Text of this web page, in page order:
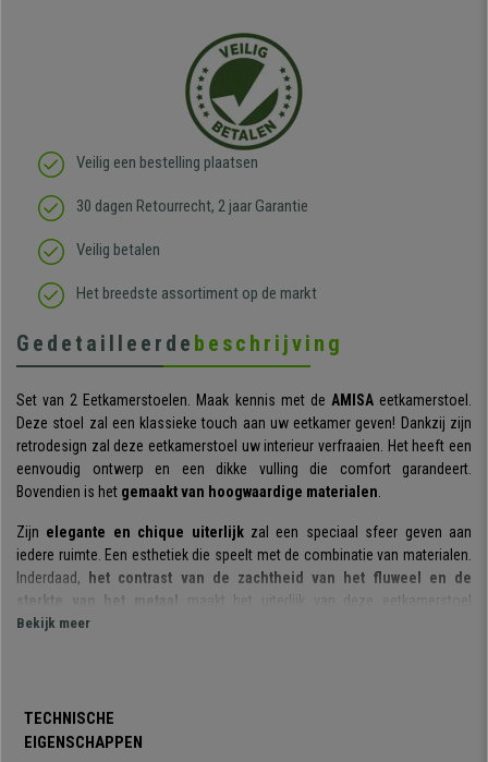
Veilig een bestelling plaatsen
30 dagen Retourrecht, 2 jaar Garantie
Veilig betalen
Het breedste assortiment op de markt
Gedetailleerde beschrijving
Set van 2 Eetkamerstoelen. Maak kennis met de AMISA eetkamerstoel.
Deze stoel zal een klassieke touch aan uw eetkamer geven! Dankzij zijn
retrodesign zal deze eetkamerstoel uw interieur verfraaien. Het heeft een
eenvoudig ontwerp en een dikke vulling die comfort garandeert.
Bovendien is het gemaakt van hoogwaardige materialen.
Zijn elegante en chique uiterlijkzal een speciaal sfeer geven aan
iedere ruimte. Een esthetiek die speelt met de combinatie van materialen.
Inderdaad, het contrast van de zachtheid van het fluweel en de
sterkte van het metaal
maakt het uiterlijk van deze eetkamerstoel
perfect af. De zachte vulling zorgt voor een comfortabele zithouding, ook
aan retro meubelen. Ze zijn uitgerust met
vloerbeschermers
Bekijk meer
TECHNISCHE
EIGENSCHAPPEN